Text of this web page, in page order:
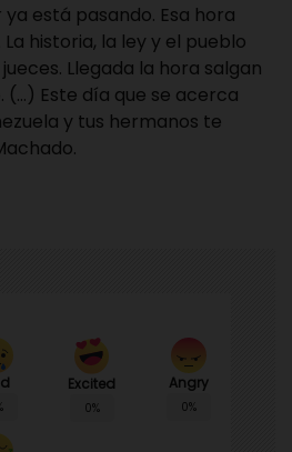
está pasando. Esa hora
historia, la ley y el pueblo
Llegada la hora salgan
(…) Este día que se acerca
y tus hermanos te
Excited
0%
Angry
0%